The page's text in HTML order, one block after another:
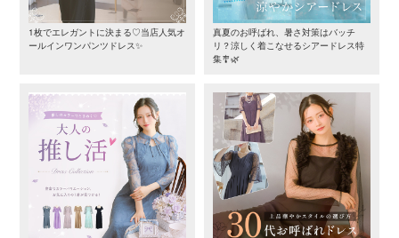
1枚でエレガントに決まる♡当店人気オ
ールインワンパンツドレス✨
真夏のお呼ばれ、暑さ対策はバッチ
リ？涼しく着こなせるシアードレス特
集🎐🌿